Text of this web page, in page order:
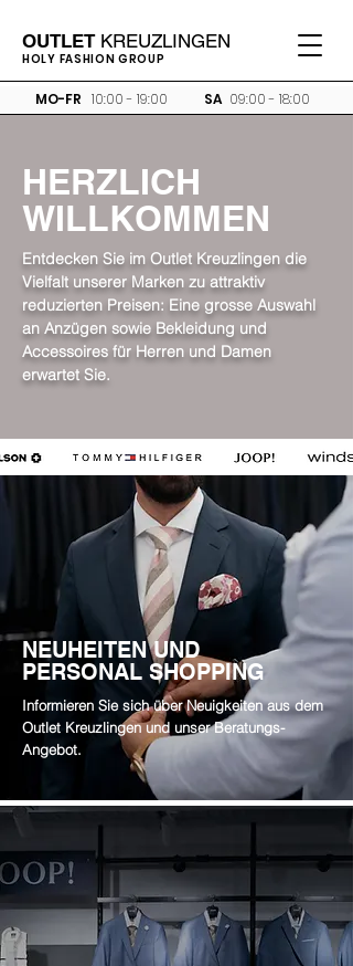
OUTLET KREUZLINGEN
HOLY FASHION GROUP
MO-FR 10:00 - 19:00 SA 09:00 - 18:00
HERZLICH
WILLKOMMEN
Entdecken Sie im Outlet Kreuzlingen die
Vielfalt unserer Marken zu attraktiv
reduzierten Preisen: Eine grosse Auswahl
an Anzügen sowie Bekleidung und
Accessoires für Herren und Damen
erwartet Sie.
NEUHEITEN UND
PERSONAL SHOPPING
Informieren Sie sich über Neuigkeiten aus dem
Outlet Kreuzlingen und unser Beratungs-
Angebot.